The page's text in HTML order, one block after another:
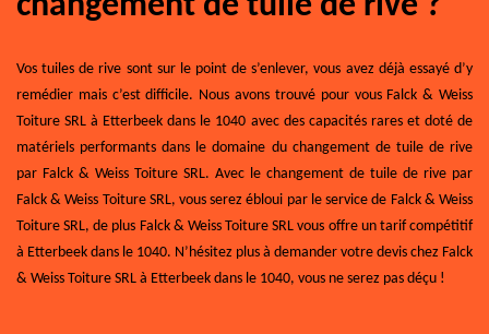
Vos tuiles de rive sont sur le point de s’enlever, vous avez déjà essayé d’y
remédier mais c’est difficile. Nous avons trouvé pour vous Falck & Weiss
Toiture SRL à Etterbeek dans le 1040 avec des capacités rares et doté de
matériels performants dans le domaine du changement de tuile de rive
par Falck & Weiss Toiture SRL. Avec le changement de tuile de rive par
Falck & Weiss Toiture SRL, vous serez ébloui par le service de Falck & Weiss
Toiture SRL, de plus Falck & Weiss Toiture SRL vous offre un tarif compétitif
à Etterbeek dans le 1040. N’hésitez plus à demander votre devis chez Falck
& Weiss Toiture SRL à Etterbeek dans le 1040, vous ne serez pas déçu !